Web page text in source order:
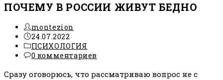
ПОЧЕМУ В РОССИИ ЖИВУТ БЕДНО
Автор
записи:
montezion
Запись
опубликована:
24.07.2022
Рубрика
записи:
ПСИХОЛОГИЯ
Комментарии
записи:
0 комментариев
Сразу оговорюсь, что рассматриваю вопрос не с